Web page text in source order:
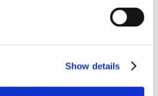
Show details
Detection Drowsiness Detection